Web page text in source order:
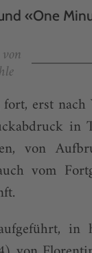
«One
erst
von
vom
in